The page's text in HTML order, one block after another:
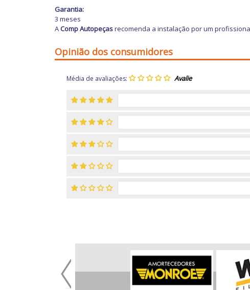
Garantia:
3 meses
AComp Autopeçasrecomenda a instalação por um
Opinião dos consumidores
Média de avaliações: